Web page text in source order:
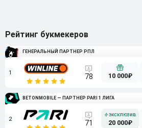
Рейтинг букмекеров
ГЕНЕРАЛЬНЫЙ ПАРТНЕР РПЛ
1 78 10 000₽
BETONMOBILE — ПАРТНЕР PARI 1 ЛИГА
2 71 20 000₽